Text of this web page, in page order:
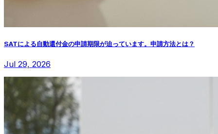
SATによる自動還付金の申請期限が迫っています。申請方法とは？
Jul 29, 2026